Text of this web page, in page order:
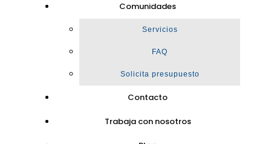
Comunidades
Servicios
FAQ
Solicita presupuesto
Contacto
Trabaja con nosotros